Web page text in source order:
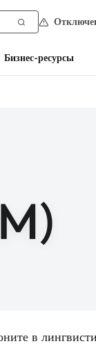
Бизнес-ресурсы
в